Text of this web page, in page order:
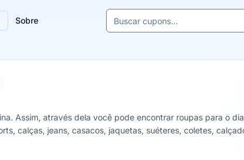
Sobre
Buscar cupons e lojas
Assim, através dela você pode encontrar roupas para o
calças, jeans, casacos, jaquetas, suéteres, coletes,